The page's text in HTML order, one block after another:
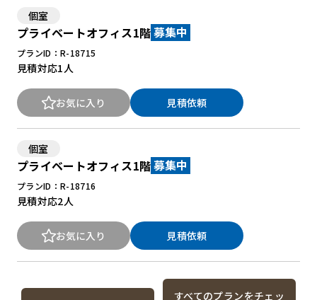
個室
プライベートオフィス1階 募集中
プランID：R-18715
見積対応1人
お気に入り 見積依頼
個室
プライベートオフィス1階 募集中
プランID：R-18716
見積対応2人
お気に入り 見積依頼
すべてのプランをチェッ